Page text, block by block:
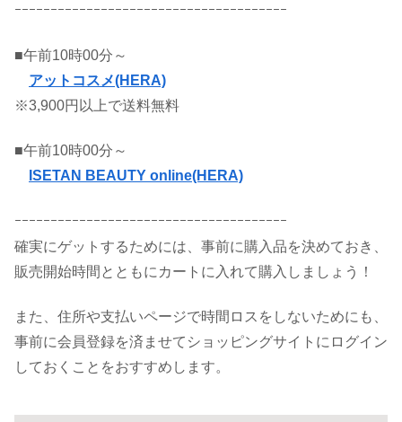
ｰｰｰｰｰｰｰｰｰｰｰｰｰｰｰｰｰｰｰｰｰｰｰｰｰｰｰｰｰｰｰｰｰｰｰｰｰｰ
■午前10時00分～
アットコスメ(HERA)
※3,900円以上で送料無料
■午前10時00分～
ISETAN BEAUTY online(HERA)
ｰｰｰｰｰｰｰｰｰｰｰｰｰｰｰｰｰｰｰｰｰｰｰｰｰｰｰｰｰｰｰｰｰｰｰｰｰｰ
確実にゲットするためには、事前に購入品を決めておき、
販売開始時間とともにカートに入れて購入しましょう！
また、住所や支払いページで時間ロスをしないためにも、
事前に会員登録を済ませてショッピングサイトにログイン
しておくことをおすすめします。